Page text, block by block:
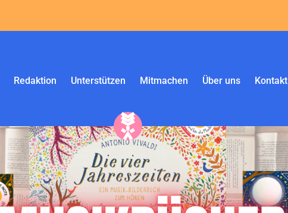
Redaktion Unterstützen Mitmachen Über uns Kontakt